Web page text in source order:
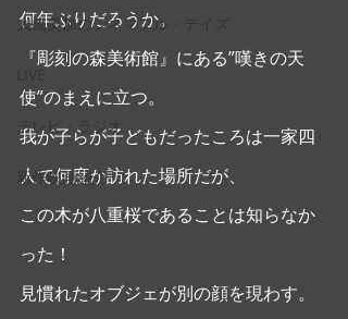
大橋美加のシネマフル・デイズ
テレビ・ラジオ
新作映画紹介
何年ぶりだろうか。
『彫刻の森美術館』にある”嘆きの天
使”のまえに立つ。
我が子らが子どもだったころは一家四
人で何度か訪れた場所だが、
この木が八重桜であることは知らなか
った！
見慣れたオブジェが別の顔を現わす。